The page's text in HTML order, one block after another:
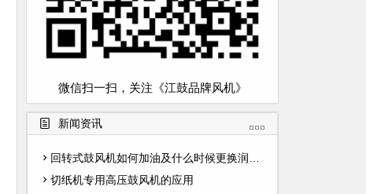
微信扫一扫，关注《江鼓品牌风机》
新闻资讯
回转式鼓风机如何加油及什么时候更换润滑油
切纸机专用高压鼓风机的应用